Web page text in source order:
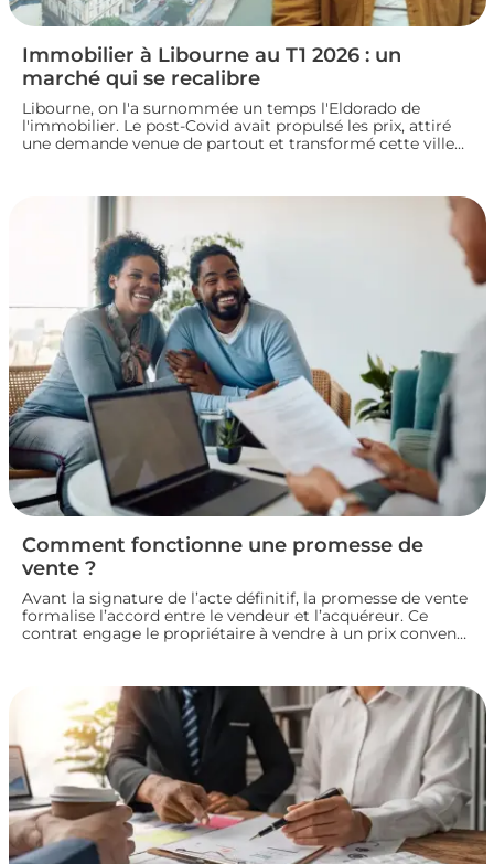
Immobilier à Libourne au T1 2026 : un
marché qui se recalibre
Libourne, on l'a surnommée un temps l'Eldorado de
l'immobilier. Le post-Covid avait propulsé les prix, attiré
une demande venue de partout et transformé cette ville
Comment fonctionne une promesse de
vente ?
Avant la signature de l’acte définitif, la promesse de vente
formalise l’accord entre le vendeur et l’acquéreur. Ce
contrat engage le propriétaire à vendre à un prix convenu
et droit de rétractation, analysons le fonctionnement réel
de cette étape clé d’une transaction immobilière.